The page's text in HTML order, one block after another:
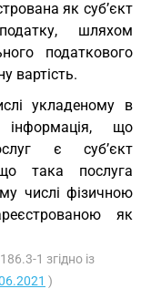
як суб’єкт
шляхом
податкового
вартість.
укладеному в
інформація, що
є суб’єкт
така послуга
числі фізичною
як
1 згідно із
)